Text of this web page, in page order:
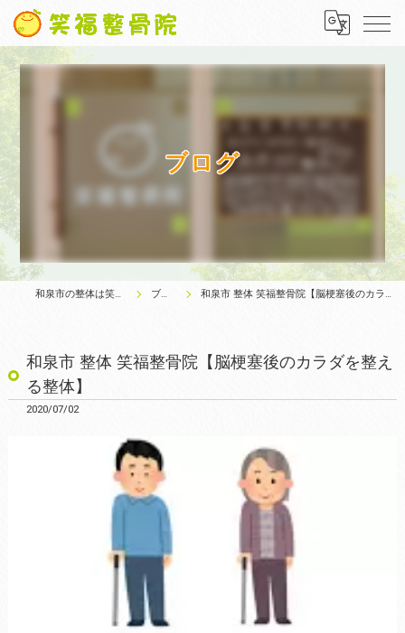
ブログ
和泉市の整体は笑福整骨院 ブログ 和泉市 整体 笑福整骨院【脳梗塞後のカラダを整える整体】
和泉市 整体 笑福整骨院【脳梗塞後のカラダを整え
る整体】
2020/07/02